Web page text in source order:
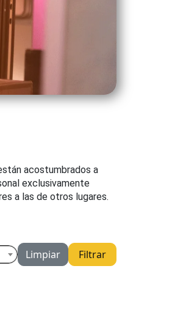
acostumbrados a
exclusivamente
a las de otros lugares.
Limpiar Filtrar